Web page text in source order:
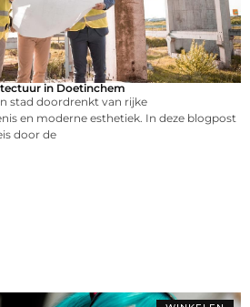
in Doetinchem
stad doordrenkt van rijke
en moderne esthetiek. In deze blogpost
door de